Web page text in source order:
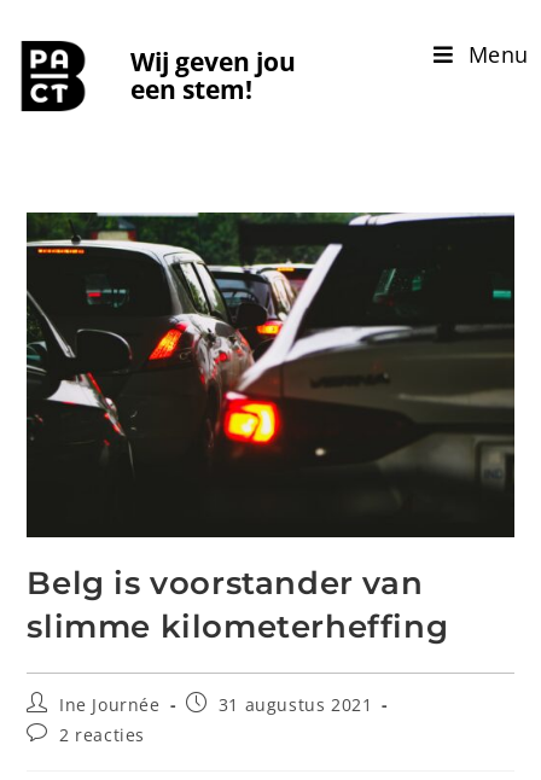
Wij geven jou
een stem!
Menu
Belg is voorstander van
slimme kilometerheffing
Ine Journée
31 augustus 2021
2 reacties